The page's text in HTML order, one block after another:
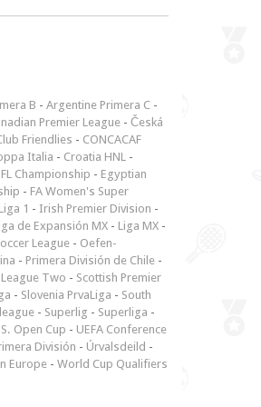
B - Argentine Primera C -
Premier League - Česká
Friendlies - CONCACAF
Italia - Croatia HNL -
Championship - Egyptian
- FA Women's Super
1 - Irish Premier Division -
de Expansión MX - Liga MX -
League - Oefen-
- Primera División de Chile -
Two - Scottish Premier
- Slovenia PrvaLiga - South
- Superlig - Superliga -
Open Cup - UEFA Conference
División - Úrvalsdeild -
Europe - World Cup Qualifiers